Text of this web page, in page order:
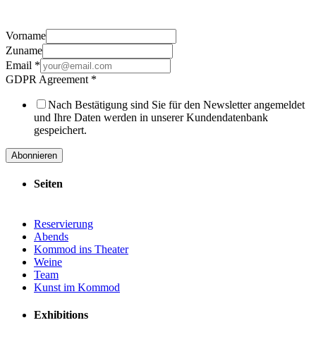
Vorname
Zuname
Email *
GDPR Agreement *
Nach Bestätigung sind Sie für den Newsletter angemeldet
und Ihre Daten werden in unserer Kundendatenbank
gespeichert.
Abonnieren
Seiten
Reservierung
Abends
Kommod ins Theater
Weine
Team
Kunst im Kommod
Exhibitions